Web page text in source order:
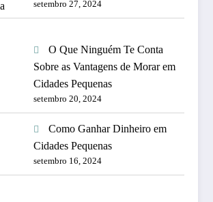
setembro 27, 2024
O Que Ninguém Te Conta
Sobre as Vantagens de Morar em
Cidades Pequenas
setembro 20, 2024
Como Ganhar Dinheiro em
Cidades Pequenas
setembro 16, 2024